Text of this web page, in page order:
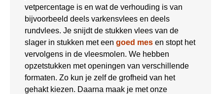
vetpercentage is en wat de verhouding is van
bijvoorbeeld deels varkensvlees en deels
rundvlees. Je snijdt de stukken vlees van de
slager in stukken met een goed mes en stopt het
vervolgens in de vleesmolen. We hebben
opzetstukken met openingen van verschillende
formaten. Zo kun je zelf de grofheid van het
gehakt kiezen. Daarna maak je met onze